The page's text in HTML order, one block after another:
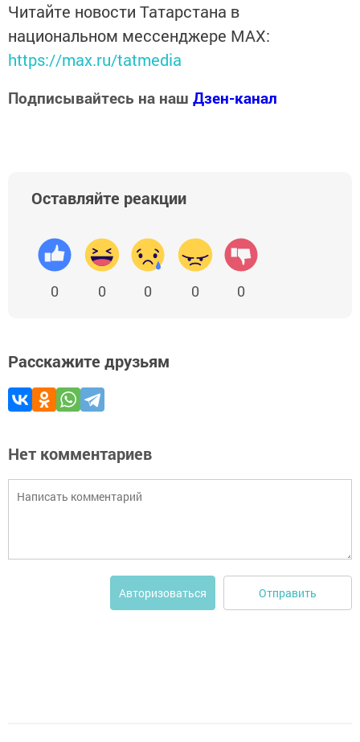
Читайте новости Татарстана в
национальном мессенджере MАХ:
https://max.ru/tatmedia
Подписывайтесь на наш Дзен-канал
Оставляйте реакции
0 0 0 0 0
Расскажите друзьям
Нет комментариев
Авторизоваться Отправить